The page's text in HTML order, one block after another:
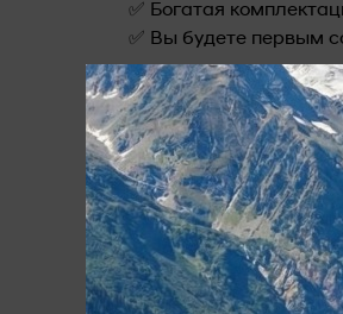
✅ Богатая
✅ Вы будете первым
🔴 Авто-Сити с
🚗Более 150
💳 Выгодные условия
♻ Выгодный обмен
Trade-In
📃Гарантия